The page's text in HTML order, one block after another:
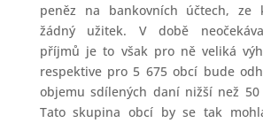
peněz na bankovních účtech, ze
žádný užitek. V době
příjmů je to však pro ně veliká
respektive pro 5 675 obcí bude
objemu sdílených daní nižší než
Tato skupina obcí by se tak